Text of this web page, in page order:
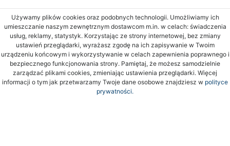
Używamy plików cookies oraz podobnych technologii. Umożliwiamy ich
umieszczanie naszym zewnętrznym dostawcom m.in. w celach: świadczenia
usług, reklamy, statystyk. Korzystając ze strony internetowej, bez zmiany
ustawień przeglądarki, wyrażasz zgodę na ich zapisywanie w Twoim
urządzeniu końcowym i wykorzystywanie w celach zapewnienia poprawnego i
bezpiecznego funkcjonowania strony. Pamiętaj, że możesz samodzielnie
zarządzać plikami cookies, zmieniając ustawienia przeglądarki. Więcej
informacji o tym jak przetwarzamy Twoje dane osobowe znajdziesz w polityce
prywatności.